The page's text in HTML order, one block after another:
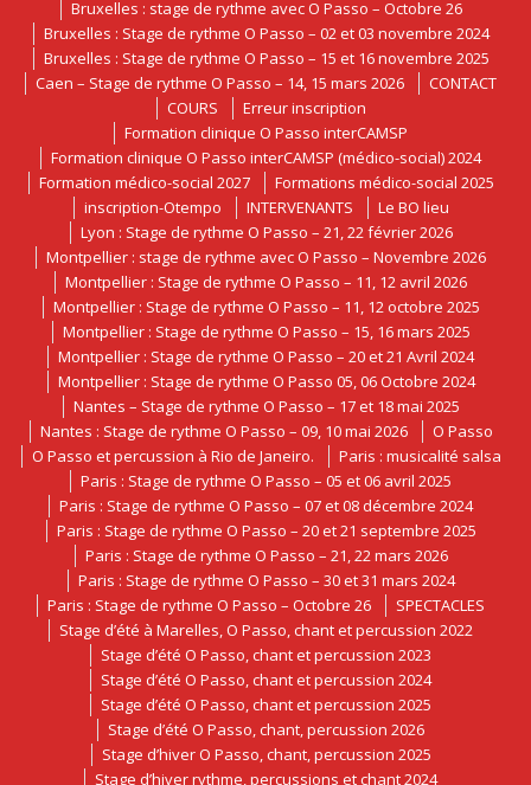
Bruxelles : stage de rythme avec O Passo – Octobre 26
Bruxelles : Stage de rythme O Passo – 02 et 03 novembre 2024
Bruxelles : Stage de rythme O Passo – 15 et 16 novembre 2025
Caen – Stage de rythme O Passo – 14, 15 mars 2026
CONTACT
COURS
Erreur inscription
Formation clinique O Passo interCAMSP
Formation clinique O Passo interCAMSP (médico-social) 2024
Formation médico-social 2027
Formations médico-social 2025
inscription-Otempo
INTERVENANTS
Le BO lieu
Lyon : Stage de rythme O Passo – 21, 22 février 2026
Montpellier : stage de rythme avec O Passo – Novembre 2026
Montpellier : Stage de rythme O Passo – 11, 12 avril 2026
Montpellier : Stage de rythme O Passo – 11, 12 octobre 2025
Montpellier : Stage de rythme O Passo – 15, 16 mars 2025
Montpellier : Stage de rythme O Passo – 20 et 21 Avril 2024
Montpellier : Stage de rythme O Passo 05, 06 Octobre 2024
Nantes – Stage de rythme O Passo – 17 et 18 mai 2025
Nantes : Stage de rythme O Passo – 09, 10 mai 2026
O Passo
O Passo et percussion à Rio de Janeiro.
Paris : musicalité salsa
Paris : Stage de rythme O Passo – 05 et 06 avril 2025
Paris : Stage de rythme O Passo – 07 et 08 décembre 2024
Paris : Stage de rythme O Passo – 20 et 21 septembre 2025
Paris : Stage de rythme O Passo – 21, 22 mars 2026
Paris : Stage de rythme O Passo – 30 et 31 mars 2024
Paris : Stage de rythme O Passo – Octobre 26
SPECTACLES
Stage d’été à Marelles, O Passo, chant et percussion 2022
Stage d’été O Passo, chant et percussion 2023
Stage d’été O Passo, chant et percussion 2024
Stage d’été O Passo, chant et percussion 2025
Stage d’été O Passo, chant, percussion 2026
Stage d’hiver O Passo, chant, percussion 2025
Stage d’hiver rythme, percussions et chant 2024